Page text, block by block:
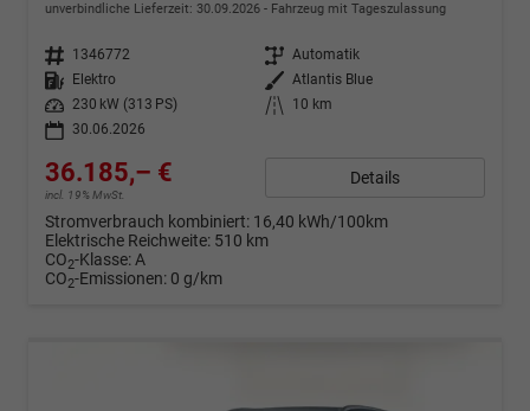
unverbindliche Lieferzeit: 30.09.2026 Fahrzeug mit Tageszulassung
Fahrzeugnr. 1346772 Getriebe Automatik
Kraftstoff
Elektro Außenfarbe Atlantis Blue
Leistung
230 kW (313 PS) Kilometerstand
10 km
30.06.2026
36.185,– €
incl. 19% MwSt.
Details
Stromverbrauch kombiniert: 16,40 kWh/100km
Elektrische Reichweite: 510 km
CO2-Klasse:A
CO2-Emissionen: 0 g/km